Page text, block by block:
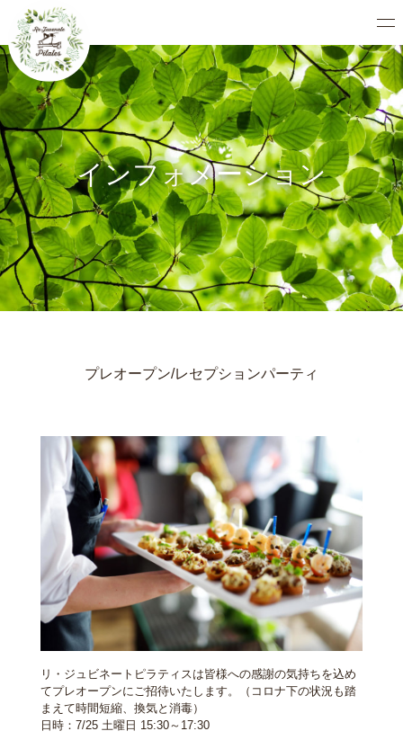
インフォメーション
プレオープン/レセプションパーティ
リ・ジュビネートピラティスは皆様への感謝の気持ちを込め
てプレオープンにご招待いたします。（コロナ下の状況も踏
まえて時間短縮、換気と消毒）
日時：7/25 土曜日 15:30～17:30